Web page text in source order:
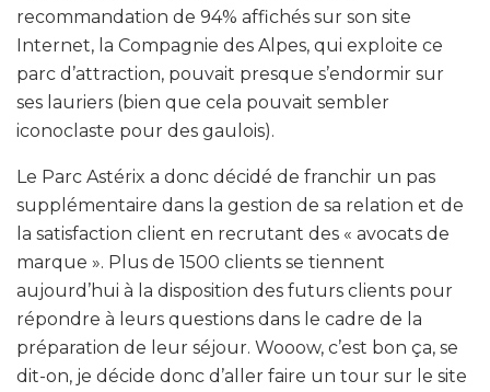
recommandation de 94% affichés sur son site
Internet, la Compagnie des Alpes, qui exploite ce
parc d’attraction, pouvait presque s’endormir sur
ses lauriers (bien que cela pouvait sembler
iconoclaste pour des gaulois).
Le Parc Astérix a donc décidé de franchir un pas
supplémentaire dans la gestion de sa relation et de
la satisfaction client en recrutant des « avocats de
marque ». Plus de 1500 clients se tiennent
aujourd’hui à la disposition des futurs clients pour
répondre à leurs questions dans le cadre de la
préparation de leur séjour. Wooow, c’est bon ça, se
dit-on, je décide donc d’aller faire un tour sur le site